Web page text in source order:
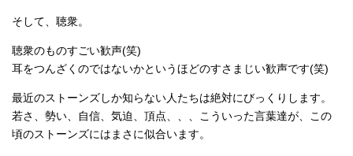
そして、聴衆。
聴衆のものすごい歓声(笑)
耳をつんざくのではないかというほどのすさまじい歓声です(笑)
最近のストーンズしか知らない人たちは絶対にびっくりします。
若さ、勢い、自信、気迫、頂点、、、こういった言葉達が、この
頃のストーンズにはまさに似合います。